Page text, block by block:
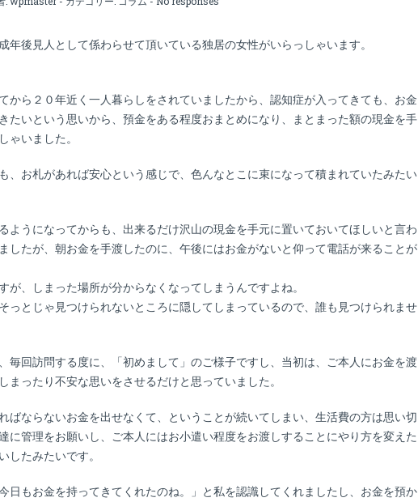
年後見人として係わらせて頂いている独居の女性がいらっしゃいます。
から２０年近く一人暮らしをされていましたから、認知症が入ってきても、お金
たいという思いから、預金をある程度おまとめになり、まとまった額の現金を手
ゃいました。
、お札があれば安心という感じで、色んなとこに束になって積まれていたみたい
ようになってからも、出来るだけ沢山の現金を手元に置いておいてほしいと言わ
したが、朝お金を手渡したのに、午後にはお金がないと仰って電話が来ることが
が、しまった場所が分からなくなってしまうんですよね。
っとじゃ見つけられないところに隠してしまっているので、誰も見つけられませ
毎回訪問する度に、「初めまして」のご様子ですし、当初は、ご本人にお金を渡
まったり不安な思いをさせるだけと思っていました。
ばならないお金を出せなくて、ということが続いてしまい、生活費の方は思い切
に管理をお願いし、ご本人にはお小遣い程度をお渡しすることにやり方を変えた
したみたいです。
日もお金を持ってきてくれたのね。」と私を認識してくれましたし、お金を預か